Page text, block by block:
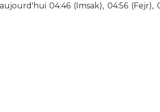
04:46 (Imsak), 04:56 (Fejr),